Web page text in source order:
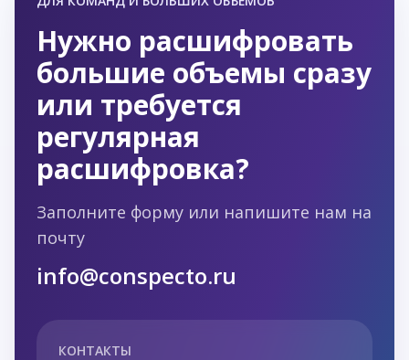
Нужно расшифровать
большие объемы сразу
или требуется
регулярная
расшифровка?
Заполните форму или напишите нам на
почту
info@conspecto.ru
КОНТАКТЫ